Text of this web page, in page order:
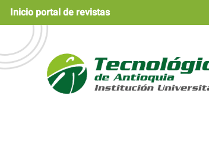
Navegación
principal
Contenido
principal
Barra
lateral
Inicio portal de revistas